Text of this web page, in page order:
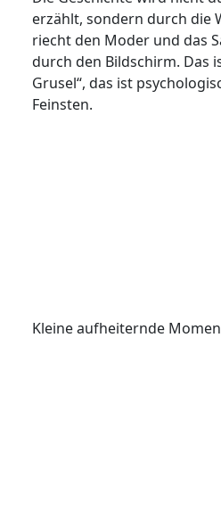
erzählt, sondern durch die
riecht den Moder und das
durch den Bildschirm. Das
Grusel“, das ist
Feinsten.
Kleine aufheiternde